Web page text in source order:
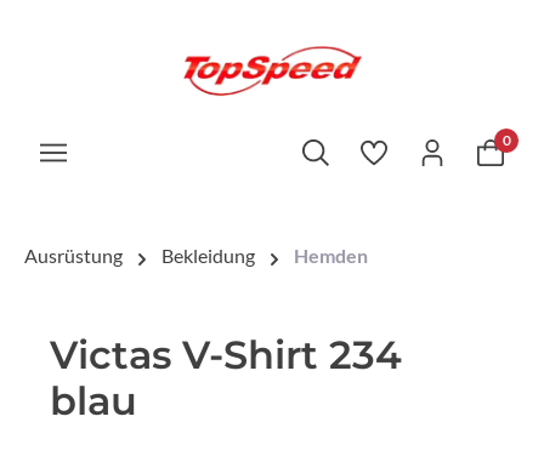
0
Ausrüstung Bekleidung Hemden
Victas V-Shirt 234
blau